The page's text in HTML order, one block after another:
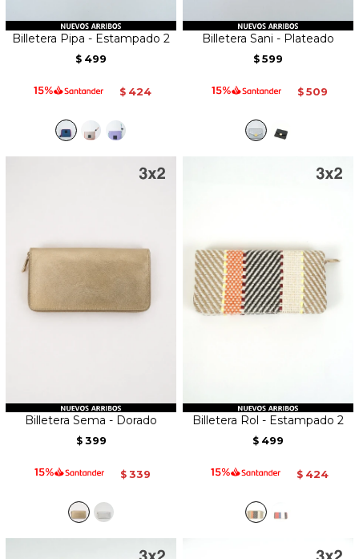
Billetera Pipa - Estampado 2
$ 499
$ 424
Billetera Sani - Plateado
$ 599
$ 509
Billetera Sema - Dorado
$ 399
$ 339
Billetera Rol - Estampado 2
$ 499
$ 424